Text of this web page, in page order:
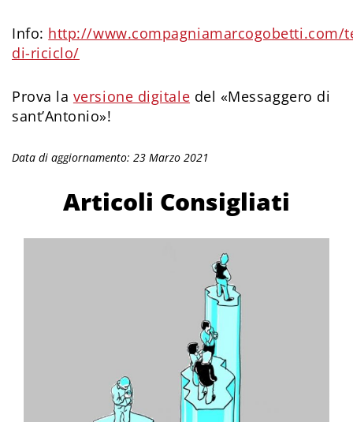
Info: http://www.compagniamarcogobetti.com/
di-riciclo/
Prova la versione digitale del «Messaggero di
sant’Antonio»!
Data di aggiornamento: 23 Marzo 2021
Articoli Consigliati